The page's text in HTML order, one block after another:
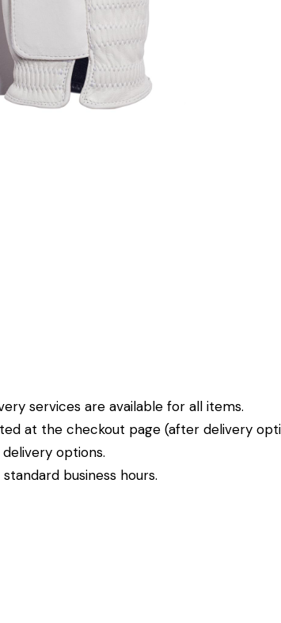
services are available for all items.
at the checkout page (after delivery
options.
business hours.